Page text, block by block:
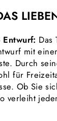
Entwurf: Das
mit
Durch
für
Ob Sie
verleiht